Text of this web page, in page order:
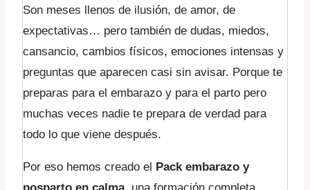
Son meses llenos de ilusión, de amor, de
expectativas… pero también de dudas, miedos,
cansancio, cambios físicos, emociones intensas y
preguntas que aparecen casi sin avisar. Porque te
preparas para el embarazo y para el parto pero
muchas veces nadie te prepara de verdad para
todo lo que viene después.
Por eso hemos creado el Pack embarazo y
posparto en calma, una formación completa,